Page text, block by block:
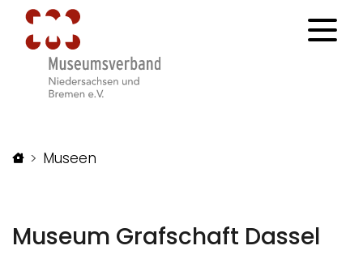
Startseite
Museen
Museum Grafschaft Dassel